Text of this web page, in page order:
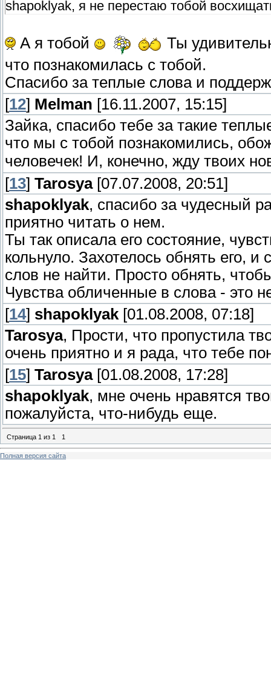
shapoklyak, я не перестаю тобой
А я тобой
Ты
что познакомилась с тобой.
Спасибо за теплые слова и
[12] Melman [16.11.2007, 15:15]
Зайка, спасибо тебе за такие
что мы с тобой познакомились,
человечек! И, конечно, жду твоих
[13] Tarosya[07.07.2008, 20:51]
shapoklyak, спасибо за чудесный
приятно читать о нем.
Ты так описала его состояние,
кольнуло. Захотелось обнять его, и
слов не найти. Просто обнять,
Чувства обличенные в слова - это
[14] shapoklyak [01.08.2008, 07:18]
Tarosya, Прости, что пропустила
очень приятно и я рада, что тебе
[15] Tarosya[01.08.2008, 17:28]
shapoklyak, мне очень нравятся
пожалуйста, что-нибудь еще.
Страница 1 из 1 1
Полная версия сайта